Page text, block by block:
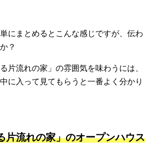
にまとめるとこんな感じですが、伝わ
？
片流れの家」の雰囲気を味わうには、
に入って見てもらうと一番よく分かり
片流れの家」のオープンハウス